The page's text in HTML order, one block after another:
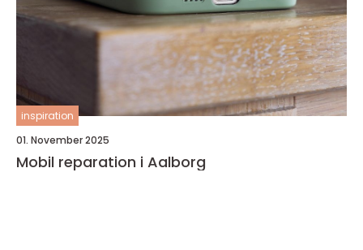
inspiration
01. November 2025
Mobil reparation i Aalborg